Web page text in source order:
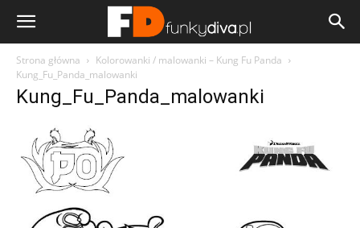
Strona główna
Kolorowanki / malowanki – Kung Fu Panda
Kung_Fu_Panda_malowanki
Kung_Fu_Panda_malowanki